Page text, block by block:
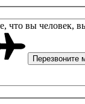
что вы человек,